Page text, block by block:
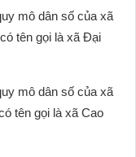
mô dân số của xã
tên gọi là xã Đại
mô dân số của xã
tên gọi là xã Cao